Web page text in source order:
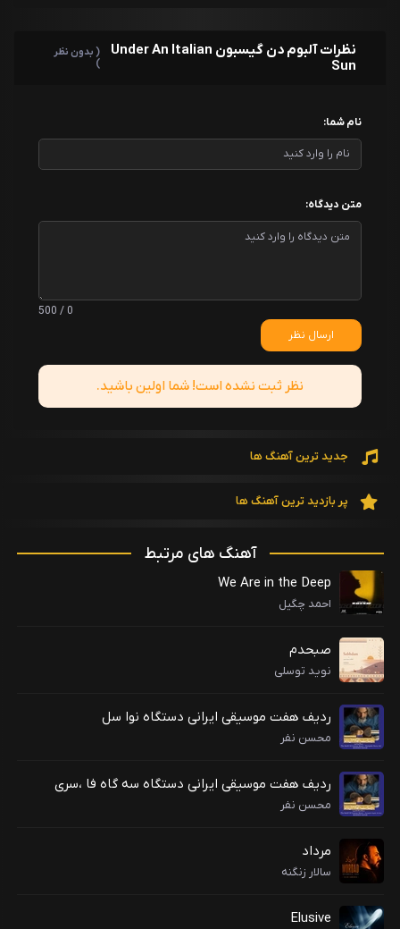
نظرات آلبوم دن گیسبون Under An Italian
Sun
( بدون نظر
)
نام شما:
متن دیدگاه:
0 / 500
ارسال نظر
نظر ثبت نشده است! شما اولین باشید.
جدید ترین آهنگ ها
پر بازدید ترین آهنگ ها
آهنگ های مرتبط
We Are in the Deep
احمد چگیل
صبحدم
نوید توسلی
ردیف هفت موسیقی ایرانی دستگاه نوا سل
محسن نفر
ردیف هفت موسیقی ایرانی دستگاه سه گاه فا ،سری
محسن نفر
مرداد
سالار زنگنه
Elusive